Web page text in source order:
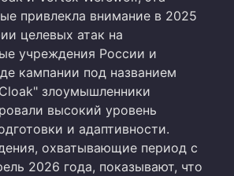
привлекла внимание в 2025
целевых атак на
учреждения России и
кампании под названием
злоумышленники
высокий уровень
и адаптивности.
охватывающие период с
2026 года, показывают, что